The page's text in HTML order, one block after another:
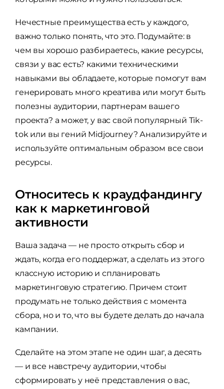
Нечестные преимущества есть у каждого,
важно только понять, что это. Подумайте: в
чем вы хорошо разбираетесь, какие ресурсы,
связи у вас есть? какими техническими
навыками вы обладаете, которые помогут вам
генерировать много креатива или могут быть
полезны аудитории, партнерам вашего
проекта? а может, у вас свой популярный Tik-
tok или вы гений Midjourney? Анализируйте и
используйте оптимальным образом все свои
ресурсы.
Относитесь к краудфандингу
как к маркетинговой
активности
Ваша задача — не просто открыть сбор и
ждать, когда его поддержат, а сделать из этого
классную историю и спланировать
маркетинговую стратегию. Причем стоит
продумать не только действия с момента
сбора, но и то, что вы будете делать до начала
кампании.
Сделайте на этом этапе не один шаг, а десять
— и все навстречу аудитории, чтобы
сформировать у неё представления о вас,